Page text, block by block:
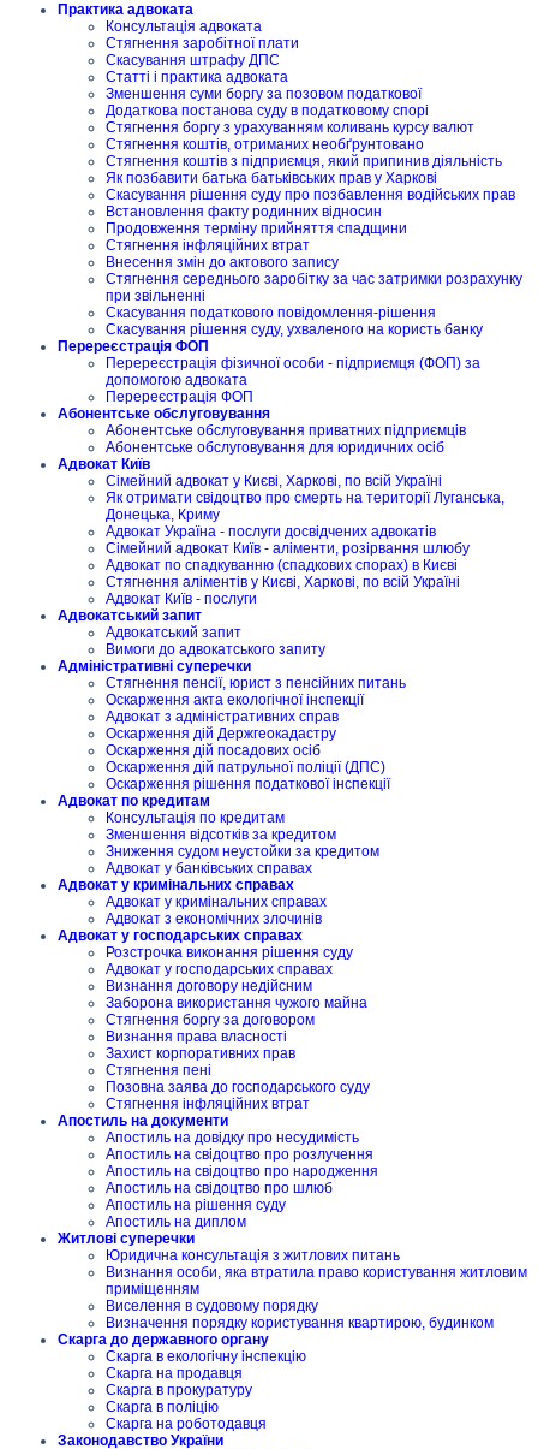
Практика адвоката
Консультація адвоката
Стягнення заробітної плати
Скасування штрафу ДПС
Статті і практика адвоката
Зменшення суми боргу за позовом податкової
Додаткова постанова суду в податковому спорі
Стягнення боргу з урахуванням коливань курсу валют
Стягнення коштів, отриманих необґрунтовано
Стягнення коштів з підприємця, який припинив діяльність
Як позбавити батька батьківських прав у Харкові
Скасування рішення суду про позбавлення водійських прав
Встановлення факту родинних відносин
Продовження терміну прийняття спадщини
Стягнення інфляційних втрат
Внесення змін до актового запису
Стягнення середнього заробітку за час затримки розрахунку
при звільненні
Скасування податкового повідомлення-рішення
Скасування рішення суду, ухваленого на користь банку
Перереєстрація ФОП
Перереєстрація фізичної особи - підприємця (ФОП) за
допомогою адвоката
Перереєстрація ФОП
Абонентське обслуговування
Абонентське обслуговування приватних підприємців
Абонентське обслуговування для юридичних осіб
Адвокат Київ
Сімейний адвокат у Києві, Харкові, по всій Україні
Як отримати свідоцтво про смерть на території Луганська,
Донецька, Криму
Адвокат Україна - послуги досвідчених адвокатів
Сімейний адвокат Київ - аліменти, розірвання шлюбу
Адвокат по спадкуванню (спадкових спорах) в Києві
Стягнення аліментів у Києві, Харкові, по всій Україні
Адвокат Київ - послуги
Адвокатський запит
Адвокатський запит
Вимоги до адвокатського запиту
Адміністративні суперечки
Стягнення пенсії, юрист з пенсійних питань
Оскарження акта екологічної інспекції
Адвокат з адміністративних справ
Оскарження дій Держгеокадастру
Оскарження дій посадових осіб
Оскарження дій патрульної поліції (ДПС)
Оскарження рішення податкової інспекції
Адвокат по кредитам
Консультація по кредитам
Зменшення відсотків за кредитом
Зниження судом неустойки за кредитом
Адвокат у банківських справах
Адвокат у кримінальних справах
Адвокат у кримінальних справах
Адвокат з економічних злочинів
Адвокат у господарських справах
Розстрочка виконання рішення суду
Адвокат у господарських справах
Визнання договору недійсним
Заборона використання чужого майна
Стягнення боргу за договором
Визнання права власності
Захист корпоративних прав
Стягнення пені
Позовна заява до господарського суду
Стягнення інфляційних втрат
Апостиль на документи
Апостиль на довідку про несудимість
Апостиль на свідоцтво про розлучення
Апостиль на свідоцтво про народження
Апостиль на свідоцтво про шлюб
Апостиль на рішення суду
Апостиль на диплом
Житлові суперечки
Юридична консультація з житлових питань
Визнання особи, яка втратила право користування житловим
приміщенням
Виселення в судовому порядку
Визначення порядку користування квартирою, будинком
Скарга до державного органу
Скарга в екологічну інспекцію
Скарга на продавця
Скарга в прокуратуру
Скарга в поліцію
Скарга на роботодавця
Законодавство України